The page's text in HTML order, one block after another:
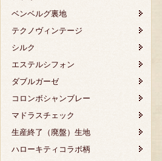
ベンベルグ裏地
テクノヴィンテージ
シルク
エステルシフォン
ダブルガーゼ
コロンボシャンブレー
マドラスチェック
生産終了（廃盤）生地
ハローキティコラボ柄